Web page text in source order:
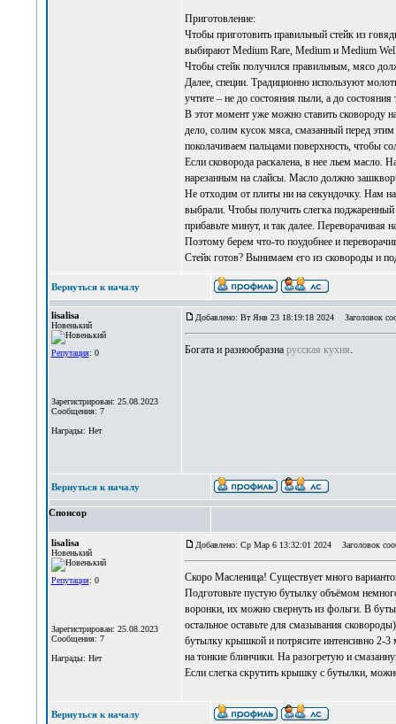
Приготовление:
Чтобы приготовить правильный стейк из
выбирают Medium Rare, Medium и Medium
Чтобы стейк получился правильным, мясо
Далее, специи. Традиционно используют
учтите – не до состояния пыли, а до состояния
В этот момент уже можно ставить сковороду
дело, солим кусок мяса, смазанный перед
поколачиваем пальцами поверхность, чтобы
Если сковорода раскалена, в нее льем масло.
нарезанным на слайсы. Масло должно
Не отходим от плиты ни на секундочку. Нам
выбрали. Чтобы получить слегка
прибавьте минут, и так далее. Переворачивая
Поэтому берем что-то поудобнее и
Стейк готов? Вынимаем его из сковороды и
Вернуться к началу
lisalisa
Новенький
Репутация: 0
Зарегистрирован: 25.08.2023
Сообщения: 7
Награды: Нет
Добавлено: Вт Янв 23 18:19:18 2024 Заголовок
Богата и разнообразна русская кухня.
Вернуться к началу
Спонсор
lisalisa
Новенький
Репутация: 0
Зарегистрирован: 25.08.2023
Сообщения: 7
Награды: Нет
Добавлено: Ср Мар 6 13:32:01 2024 Заголовок
Скоро Масленица! Существует много
Подготовьте пустую бутылку объёмом
воронки, их можно свернуть из фольги. В
остальное оставьте для смазывания
бутылку крышкой и потрясите интенсивно 2-
на тонкие блинчики. На разогретую и
Если слегка скрутить крышку с бутылки,
Вернуться к началу